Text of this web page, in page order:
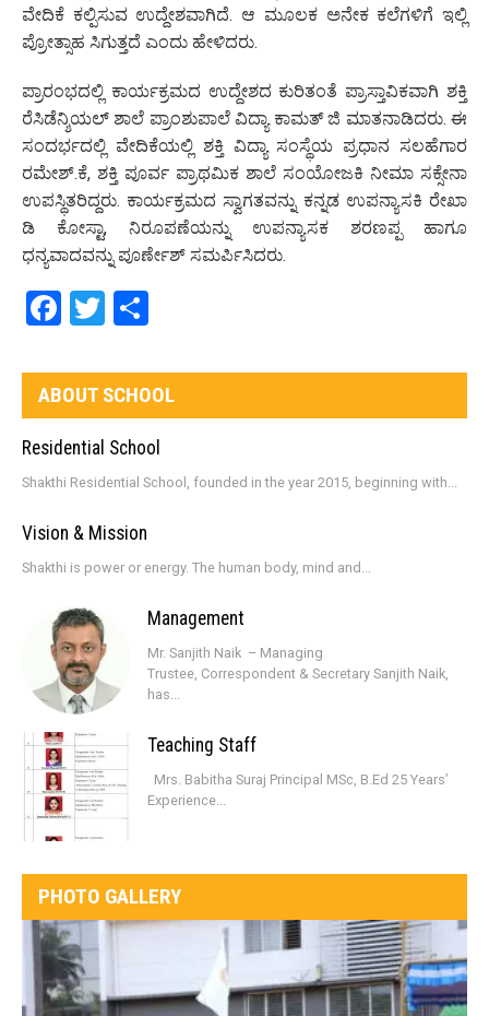
ವೇದಿಕೆ ಕಲ್ಪಿಸುವ ಉದ್ದೇಶವಾಗಿದೆ. ಆ ಮೂಲಕ ಅನೇಕ ಕಲೆಗಳಿಗೆ ಇಲ್ಲಿ
ಪ್ರೋತ್ಸಾಹ ಸಿಗುತ್ತದೆ ಎಂದು ಹೇಳಿದರು.
ಪ್ರಾರಂಭದಲ್ಲಿ ಕಾರ್ಯಕ್ರಮದ ಉದ್ದೇಶದ ಕುರಿತಂತೆ ಪ್ರಾಸ್ತಾವಿಕವಾಗಿ ಶಕ್ತಿ
ರೆಸಿಡೆನ್ಶಿಯಲ್ ಶಾಲೆ ಪ್ರಾಂಶುಪಾಲೆ ವಿದ್ಯಾ ಕಾಮತ್ ಜಿ ಮಾತನಾಡಿದರು. ಈ
ಸಂದರ್ಭದಲ್ಲಿ ವೇದಿಕೆಯಲ್ಲಿ ಶಕ್ತಿ ವಿದ್ಯಾ ಸಂಸ್ಥೆಯ ಪ್ರಧಾನ ಸಲಹೆಗಾರ
ರಮೇಶ್.ಕೆ, ಶಕ್ತಿ ಪೂರ್ವ ಪ್ರಾಥಮಿಕ ಶಾಲೆ ಸಂಯೋಜಕಿ ನೀಮಾ ಸಕ್ಸೇನಾ
ಉಪಸ್ಥಿತರಿದ್ದರು. ಕಾರ್ಯಕ್ರಮದ ಸ್ವಾಗತವನ್ನು ಕನ್ನಡ ಉಪನ್ಯಾಸಕಿ ರೇಖಾ
ಡಿ ಕೋಸ್ಟಾ, ನಿರೂಪಣೆಯನ್ನು ಉಪನ್ಯಾಸಕ ಶರಣಪ್ಪ ಹಾಗೂ
ಧನ್ಯವಾದವನ್ನು ಪೂರ್ಣೇಶ್ ಸಮರ್ಪಿಸಿದರು.
Facebook
Twitter
ABOUT SCHOOL
Residential School
Shakthi Residential School, founded in the year 2015, beginning with...
Vision & Mission
Shakthi is power or energy. The human body, mind and...
Management
Mr. Sanjith Naik – Managing
Trustee, Correspondent & Secretary Sanjith Naik,
has...
Teaching Staff
Mrs. Babitha Suraj Principal MSc, B.Ed 25 Years’
Experience...
PHOTO GALLERY